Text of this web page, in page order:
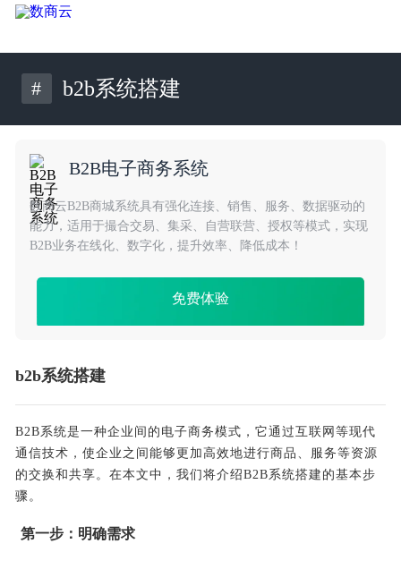
# b2b系统搭建
B2B电子商务系统
数商云B2B商城系统具有强化连接、销售、服务、数据驱动的
能力，适用于撮合交易、集采、自营联营、授权等模式，实现
B2B业务在线化、数字化，提升效率、降低成本！
免费体验
b2b系统搭建
B2B系统是一种企业间的电子商务模式，它通过互联网等现代
通信技术，使企业之间能够更加高效地进行商品、服务等资源
的交换和共享。在本文中，我们将介绍B2B系统搭建的基本步
骤。
第一步：明确需求